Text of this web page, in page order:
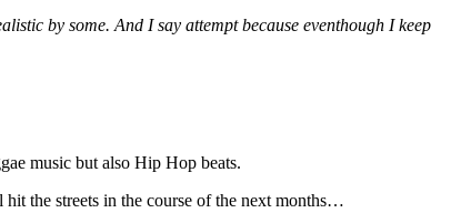
by some. And I say attempt because eventhough I keep
music but also Hip Hop beats.
the streets in the course of the next months…